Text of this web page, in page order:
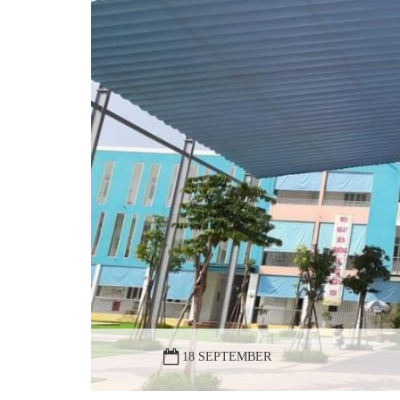
18 SEPTEMBER